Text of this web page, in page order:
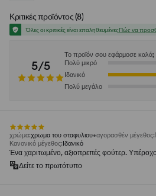
Κριτικές προϊόντος(8)
Όλες οι κριτικές είναι επαληθευμένεςΠώς να
5/5
Το προϊόν σου εφάρμοσε καλά;
Πολύ μικρό
Ιδανικό
Πολύ μεγάλο
χρώμα:χρωμα του σταφυλιου αγορασθέν μέγεθος:
Κανονικό μέγεθος:Ιδανικό
Ένα χαριτωμένο, αξιοπρεπές φούτερ.
Δείτε το πρωτότυπο